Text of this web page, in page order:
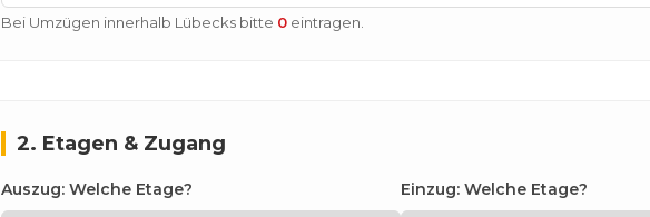
Bei Umzügen innerhalb Lübecks bitte 0 eintragen.
2. Etagen & Zugang
Auszug: Welche Etage? Einzug: Welche Etage?